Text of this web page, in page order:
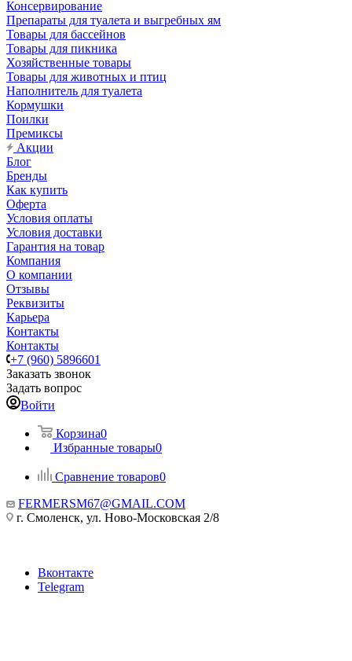
Консервирование
Препараты для туалета и выгребных ям
Товары для бассейнов
Товары для пикника
Хозяйственные товары
Товары для животных и птиц
Наполнитель для туалета
Кормушки
Поилки
Премиксы
Акции
Блог
Бренды
Как купить
Оферта
Условия оплаты
Условия доставки
Гарантия на товар
Компания
О компании
Отзывы
Реквизиты
Карьера
Контакты
Контакты
+7 (960) 5896601
Заказать звонок
Задать вопрос
Войти
Корзина0
Избранные товары0
Сравнение товаров0
FERMERSM67@GMAIL.COM
г. Смоленск, ул. Ново-Московская 2/8
Вконтакте
Telegram